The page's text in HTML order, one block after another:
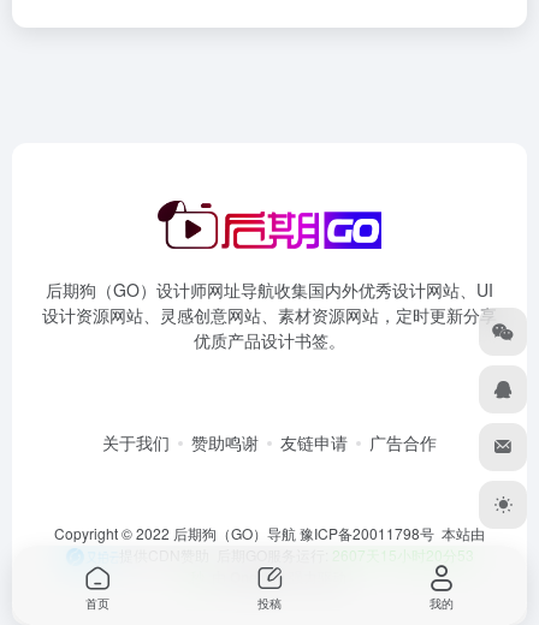
后期狗（GO）设计师网址导航收集国内外优秀设计网站、UI
设计资源网站、灵感创意网站、素材资源网站，定时更新分享
优质产品设计书签。
关于我们 赞助鸣谢 友链申请 广告合作
Copyright © 2022 后期狗（GO）导航豫ICP备20011798号 本站由
2607天15小时20分54
OneNav
首页 投稿 我的